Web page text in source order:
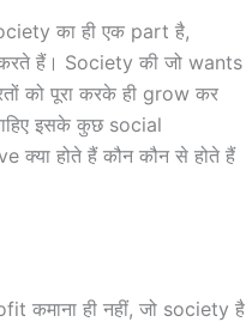
का ही एक part है,
हैं। Society की जो wants
को पूरा करके ही grow कर
इसके कुछ social
क्या होते हैं कौन कौन से होते हैं
कमाना ही नहीं, जो society है